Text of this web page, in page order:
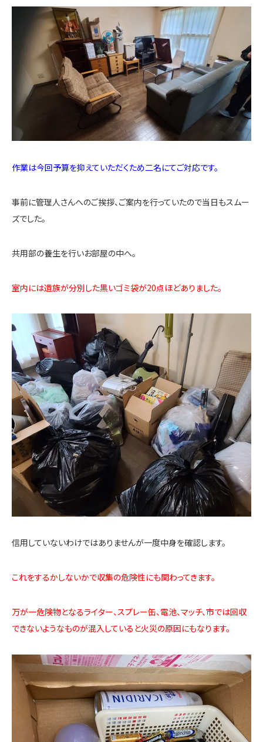
作業は今回予算を抑えていただくため二名にてご対応です。
事前に管理人さんへのご挨拶、ご案内を行っていたので当日もスムー
ズでした。
共用部の養生を行いお部屋の中へ。
室内には遺族が分別した黒いゴミ袋が20点ほどありました。
信用していないわけではありませんが一度中身を確認します。
これをするかしないかで収集の危険性にも関わってきます。
万が一危険物となるライター、スプレー缶、電池、マッチ、市では回収
できないようなものが混入していると火災の原因にもなります。